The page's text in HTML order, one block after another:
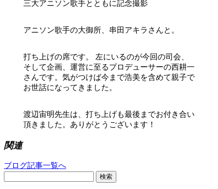
三大アニソン歌手とともに記念撮影
アニソン歌手の大御所、串田アキラさんと。
打ち上げの席です。 左にいるのが今回の司会、
そして企画、運営に至るプロデューサーの西耕一
さんです。気がつけば今まで浩美を含めて親子で
お世話になってきました。
渡辺宙明先生は、打ち上げも最後までお付き合い
頂きました。ありがとうございます！
関連
ブログ記事一覧へ
検索